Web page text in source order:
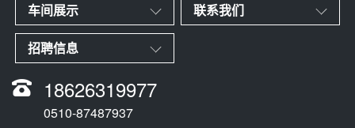
车间展示 联系我们
招聘信息
18626319977
0510-87487937